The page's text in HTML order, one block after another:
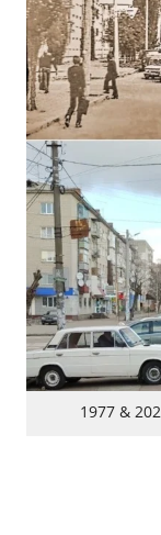
1977 &